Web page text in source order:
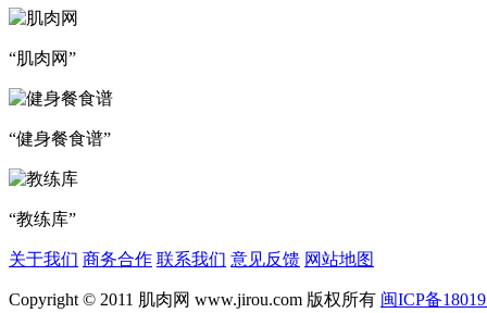
“肌肉网”
“健身餐食谱”
“教练库”
关于我们 商务合作 联系我们 意见反馈 网站地图
Copyright © 2011 肌肉网 www.jirou.com 版权所有 闽ICP备